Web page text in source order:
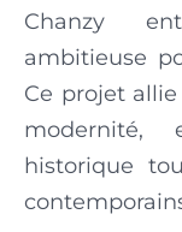
Chanzy
ambitieuse
Ce projet
modernité,
historique